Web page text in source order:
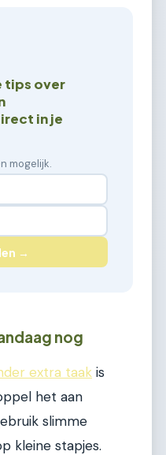
tips over
in je
mogelijk.
→
nog
extra taak is
het aan
slimme
kleine stapjes.